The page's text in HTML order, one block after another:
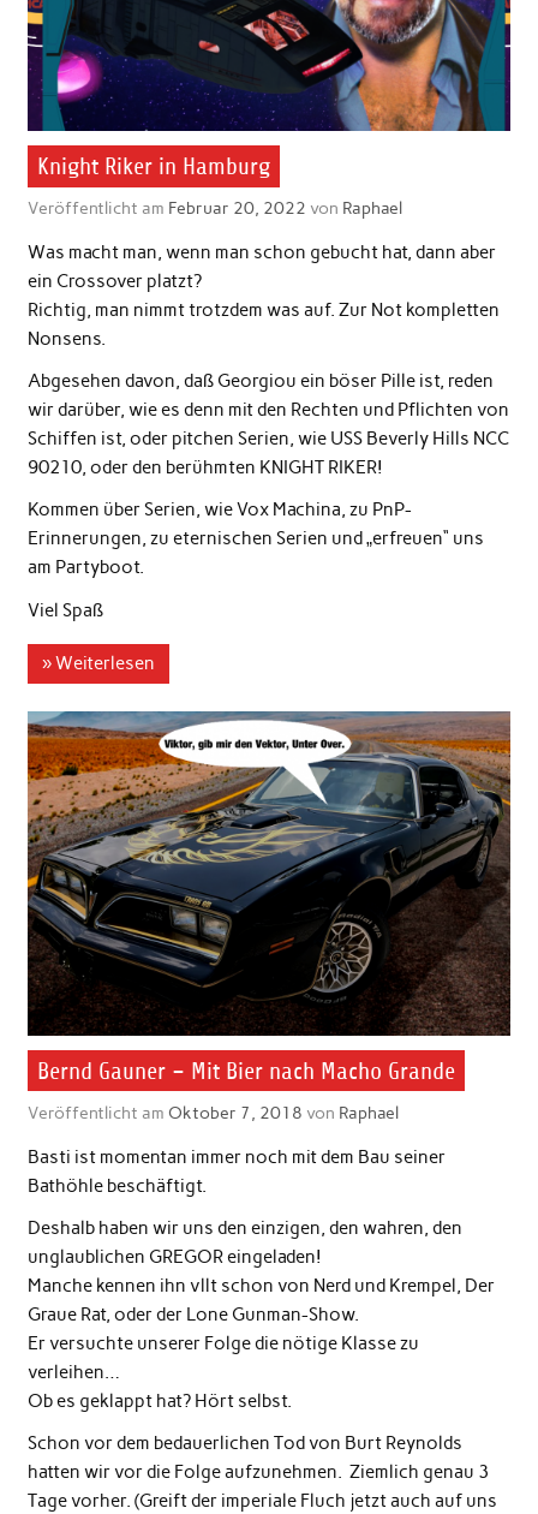
Knight Riker in Hamburg
Veröffentlicht am Februar 20, 2022 von Raphael
Was macht man, wenn man schon gebucht hat, dann aber
ein Crossover platzt?
Richtig, man nimmt trotzdem was auf. Zur Not kompletten
Nonsens.
Abgesehen davon, daß Georgiou ein böser Pille ist, reden
wir darüber, wie es denn mit den Rechten und Pflichten von
Schiffen ist, oder pitchen Serien, wie USS Beverly Hills NCC
90210, oder den berühmten KNIGHT RIKER!
Kommen über Serien, wie Vox Machina, zu PnP-
Erinnerungen, zu eternischen Serien und „erfreuen“ uns
am Partyboot.
Viel Spaß
» Weiterlesen
Bernd Gauner – Mit Bier nach Macho Grande
Veröffentlicht am Oktober 7, 2018 von Raphael
Basti ist momentan immer noch mit dem Bau seiner
Bathöhle beschäftigt.
Deshalb haben wir uns den einzigen, den wahren, den
unglaublichen GREGOR eingeladen!
Manche kennen ihn vllt schon von Nerd und Krempel, Der
Graue Rat, oder der Lone Gunman-Show.
Er versuchte unserer Folge die nötige Klasse zu
verleihen…
Ob es geklappt hat? Hört selbst.
Schon vor dem bedauerlichen Tod von Burt Reynolds
hatten wir vor die Folge aufzunehmen. Ziemlich genau 3
Tage vorher. (Greift der imperiale Fluch jetzt auch auf uns